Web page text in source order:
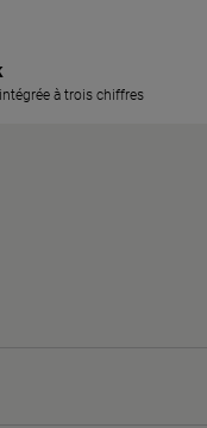
à trois chiffres